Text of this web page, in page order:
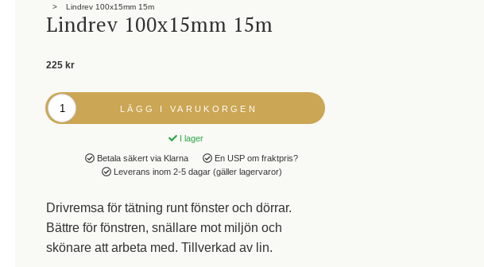
Lindrev 100x15mm 15m
Lindrev 100x15mm 15m
225 kr
LÄGG I VARUKORGEN
I lager
Betala säkert via Klarna
En USP om fraktpris?
Leverans inom 2-5 dagar (gäller lagervaror)
Drivremsa för tätning runt fönster och dörrar.
Bättre för fönstren, snällare mot miljön och
skönare att arbeta med. Tillverkad av lin.